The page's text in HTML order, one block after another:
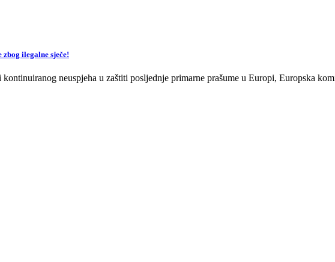
ilegalne sječe!
neuspjeha u zaštiti posljednje primarne prašume u Europi, Europska